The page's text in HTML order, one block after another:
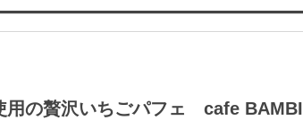
用の贅沢いちごパフェ cafe BAMBI